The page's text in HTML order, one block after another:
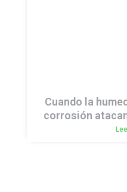
Cuando la
corrosión